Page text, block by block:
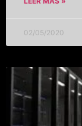
02/05/2020